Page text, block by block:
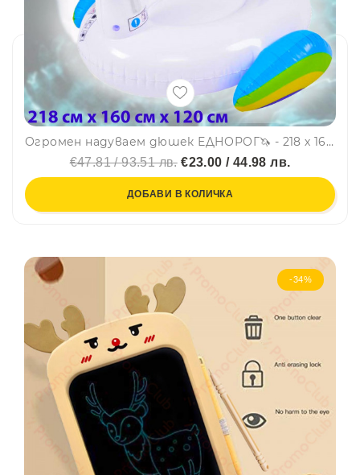
Огромен надуваем дюшек ЕДНОРОГ🦄 - 218 х 160 х 120 см, JILONG, SUMMER ENJOY 37428
€47.81 / 93.51 лв.€23.00 / 44.98 лв.
ДОБАВИ В КОЛИЧКА
-34%